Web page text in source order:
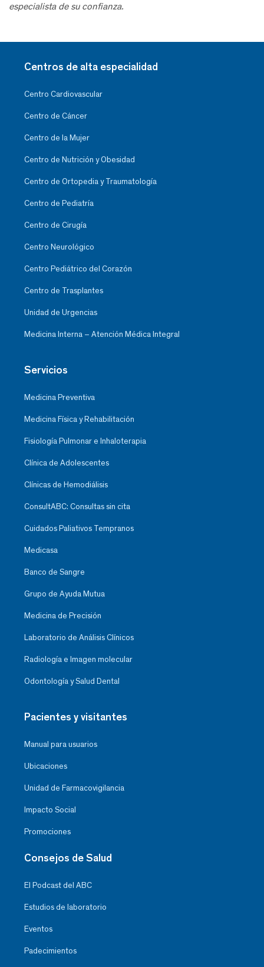
especialista de su confianza.
Centros de alta especialidad
Centro Cardiovascular
Centro de Cáncer
Centro de la Mujer
Centro de Nutrición y Obesidad
Centro de Ortopedia y Traumatología
Centro de Pediatría
Centro de Cirugía
Centro Neurológico
Centro Pediátrico del Corazón
Centro de Trasplantes
Unidad de Urgencias
Medicina Interna – Atención Médica Integral
Servicios
Medicina Preventiva
Medicina Física y Rehabilitación
Fisiología Pulmonar e Inhaloterapia
Clínica de Adolescentes
Clínicas de Hemodiálisis
ConsultABC: Consultas sin cita
Cuidados Paliativos Tempranos
Medicasa
Banco de Sangre
Grupo de Ayuda Mutua
Medicina de Precisión
Laboratorio de Análisis Clínicos
Radiología e Imagen molecular
Odontología y Salud Dental
Pacientes y visitantes
Manual para usuarios
Ubicaciones
Unidad de Farmacovigilancia
Impacto Social
Promociones
Consejos de Salud
El Podcast del ABC
Estudios de laboratorio
Eventos
Padecimientos